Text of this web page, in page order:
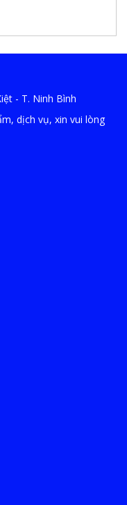
- T. Ninh Bình
dịch vụ, xin vui lòng